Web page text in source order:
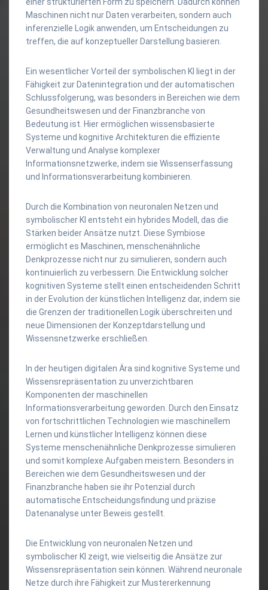
Maschinen nicht nur Daten verarbeiten, sondern auch
inferenzielle Logik anwenden, um Entscheidungen zu
treffen, die auf konzeptueller Darstellung basieren.
Ein wesentlicher Vorteil der symbolischen KI liegt in der
Fähigkeit zur Datenintegration und der automatischen
Schlussfolgerung, was besonders in Bereichen wie dem
Gesundheitswesen und der Finanzbranche von
Bedeutung ist. Hier ermöglichen wissensbasierte
Systeme und kognitive Architekturen die effiziente
Verwaltung und Analyse komplexer
Informationsnetzwerke, indem sie Wissenserfassung
und Informationsverarbeitung kombinieren.
Durch die Kombination von neuronalen Netzen und
symbolischer KI entsteht ein hybrides Modell, das die
Stärken beider Ansätze nutzt. Diese Symbiose
ermöglicht es Maschinen, menschenähnliche
Denkprozesse nicht nur zu simulieren, sondern auch
kontinuierlich zu verbessern. Die Entwicklung solcher
kognitiven Systeme stellt einen entscheidenden Schritt
in der Evolution der künstlichen Intelligenz dar, indem sie
die Grenzen der traditionellen Logik überschreiten und
neue Dimensionen der Konzeptdarstellung und
Wissensnetzwerke erschließen.
In der heutigen digitalen Ära sind kognitive Systeme und
Wissensrepräsentation zu unverzichtbaren
Komponenten der maschinellen
Informationsverarbeitung geworden. Durch den Einsatz
von fortschrittlichen Technologien wie maschinellem
Lernen und künstlicher Intelligenz können diese
Systeme menschenähnliche Denkprozesse simulieren
und somit komplexe Aufgaben meistern. Besonders in
Bereichen wie dem Gesundheitswesen und der
Finanzbranche haben sie ihr Potenzial durch
automatische Entscheidungsfindung und präzise
Datenanalyse unter Beweis gestellt.
Die Entwicklung von neuronalen Netzen und
symbolischer KI zeigt, wie vielseitig die Ansätze zur
Wissensrepräsentation sein können. Während neuronale
Netze durch ihre Fähigkeit zur Mustererkennung